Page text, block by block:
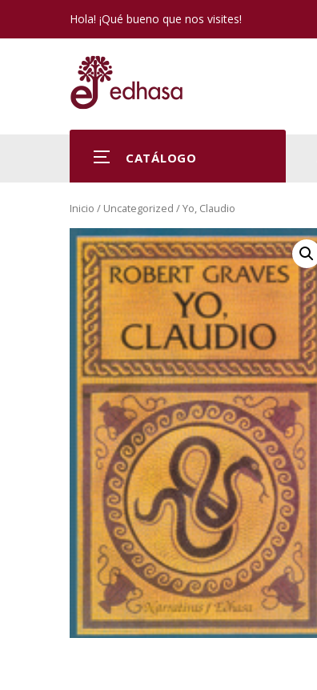
Hola! ¡Qué bueno que nos visites!
CATÁLOGO
Inicio / Uncategorized / Yo, Claudio